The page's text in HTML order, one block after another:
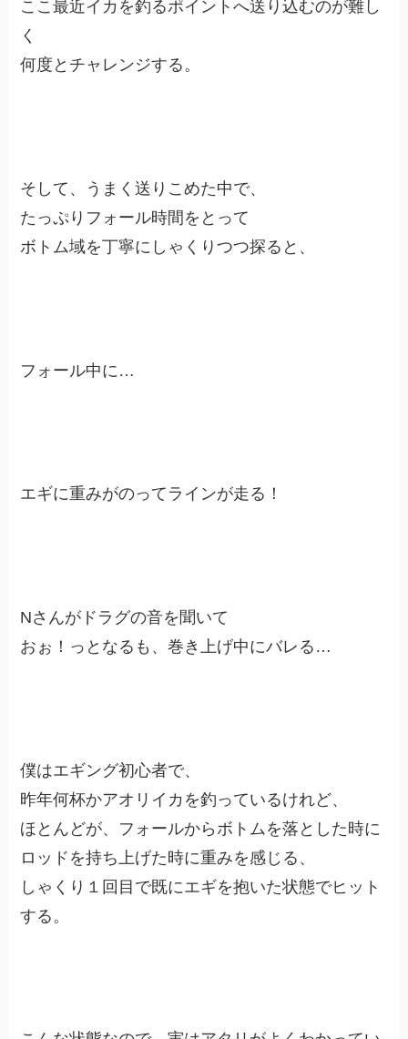
ここ最近イカを釣るポイントへ送り込むのが難し
く
何度とチャレンジする。
そして、うまく送りこめた中で、
たっぷりフォール時間をとって
ボトム域を丁寧にしゃくりつつ探ると、
フォール中に…
エギに重みがのってラインが走る！
Nさんがドラグの音を聞いて
おぉ！っとなるも、巻き上げ中にバレる…
僕はエギング初心者で、
昨年何杯かアオリイカを釣っているけれど、
ほとんどが、フォールからボトムを落とした時に
ロッドを持ち上げた時に重みを感じる、
しゃくり１回目で既にエギを抱いた状態でヒット
する。